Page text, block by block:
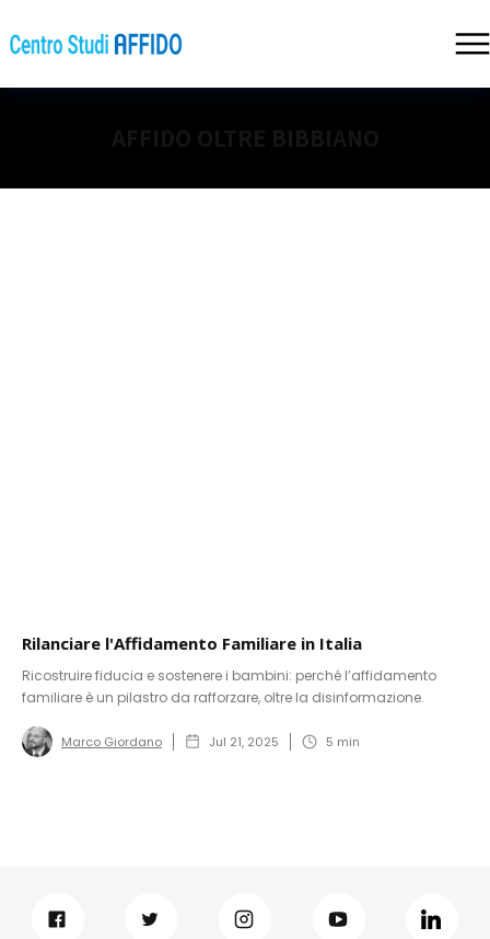
Rilanciare l'Affidamento Familiare in Italia
Ricostruire fiducia e sostenere i bambini: perché l’affidamento
familiare è un pilastro da rafforzare, oltre la disinformazione.
Marco Giordano Jul 21, 2025 5 min